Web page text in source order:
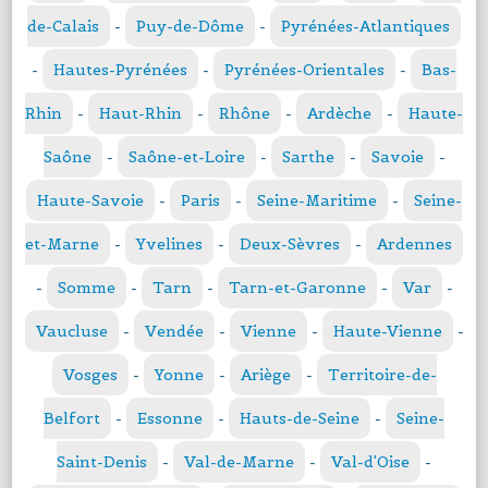
de-Calais - Puy-de-Dôme - Pyrénées-Atlantiques
- Hautes-Pyrénées - Pyrénées-Orientales - Bas-
Rhin - Haut-Rhin - Rhône - Ardèche - Haute-
Saône - Saône-et-Loire - Sarthe - Savoie -
Haute-Savoie - Paris - Seine-Maritime - Seine-
et-Marne - Yvelines - Deux-Sèvres - Ardennes
- Somme - Tarn - Tarn-et-Garonne - Var -
Vaucluse - Vendée - Vienne - Haute-Vienne -
Vosges - Yonne - Ariège - Territoire-de-
Belfort - Essonne - Hauts-de-Seine - Seine-
Saint-Denis - Val-de-Marne - Val-d'Oise -